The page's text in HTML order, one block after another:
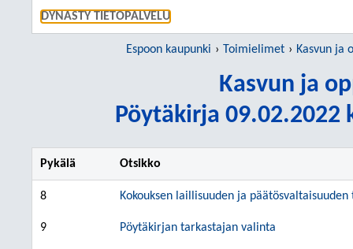
DYNASTY TIETOPALVELU
Espoon kaupunki Toimielimet Kasvun ja
Kasvun ja
Pöytäkirja 09.02.2022
Pykälä Otsikko
8 Kokouksen laillisuuden ja
9 Pöytäkirjan tarkastajan valinta